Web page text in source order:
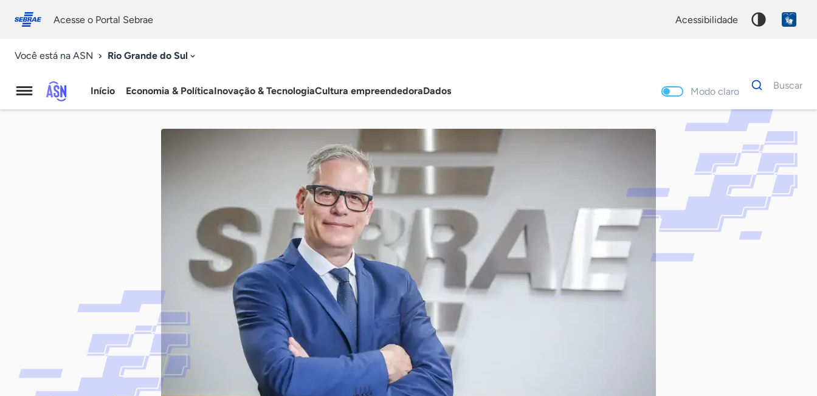
conosco
Acesse o Portal Sebrae acessibilidade
Você está na ASN Rio Grande do Sul
Agência
Início Economia & PolíticaInovação & TecnologiaCultura empreendedoraDados Modo claro
Dados
para
Buscar
Palavra
chave